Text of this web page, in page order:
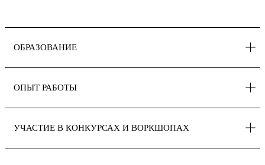
ОБРАЗОВАНИЕ
ОПЫТ РАБОТЫ
УЧАСТИЕ В КОНКУРСАХ И ВОРКШОПАХ